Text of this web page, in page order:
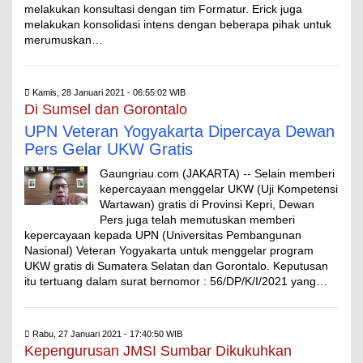
melakukan konsultasi dengan tim Formatur. Erick juga
melakukan konsolidasi intens dengan beberapa pihak untuk
merumuskan…
Kamis, 28 Januari 2021 - 06:55:02 WIB
Di Sumsel dan Gorontalo
UPN Veteran Yogyakarta Dipercaya Dewan
Pers Gelar UKW Gratis
Gaungriau.com (JAKARTA) -- Selain memberi
kepercayaan menggelar UKW (Uji Kompetensi
Wartawan) gratis di Provinsi Kepri, Dewan
Pers juga telah memutuskan memberi
kepercayaan kepada UPN (Universitas Pembangunan
Nasional) Veteran Yogyakarta untuk menggelar program
UKW gratis di Sumatera Selatan dan Gorontalo. Keputusan
itu tertuang dalam surat bernomor : 56/DP/K/I/2021 yang…
Rabu, 27 Januari 2021 - 17:40:50 WIB
Kepengurusan JMSI Sumbar Dikukuhkan